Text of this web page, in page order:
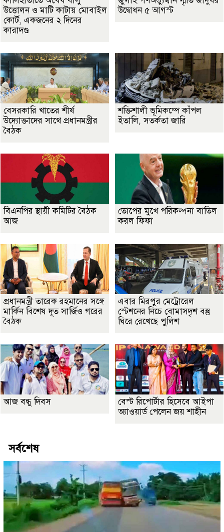
উত্তোলন ও মাটি কাটায় মোবাইল
কোর্ট, একজনের ২ দিনের
কারাদণ্ড
উদ্বোধন ৫ আগস্ট
বেসরকারি খাতের শীর্ষ
উদ্যোক্তাদের সাথে প্রধানমন্ত্রীর
বৈঠক
শক্তিশালী ভূমিকম্পে কাঁপল
ইতালি, সতর্কতা জারি
বিএনপির স্থায়ী কমিটির বৈঠক
আজ
তোপের মুখে পরিকল্পনা বাতিল
করল ফিফা
প্রধানমন্ত্রী তারেক রহমানের সঙ্গে
মার্কিন বিশেষ দূত সার্জিও গরের
বৈঠক
এবার মিরপুর মেট্রোরেল
স্টেশনের নিচে বোমাসদৃশ বস্তু
ঘিরে রেখেছে পুলিশ
আজ বন্ধু দিবস
বেস্ট রিপোর্টার হিসেবে আইপা
অ্যাওয়ার্ড পেলেন জয় শাহীন
সর্বশেষ